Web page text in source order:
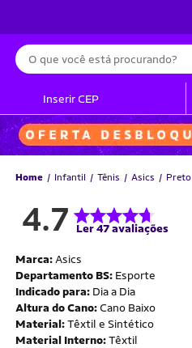
Busca
Inserir CEP
Home Infantil Tênis Asics Preto
4.7 Ler 47 avaliações
Marca: Asics
Departamento BS: Esporte
Indicado para: Dia a Dia
Altura do Cano: Cano Baixo
Material:Têxtil e Sintético
Material Interno:Têxtil